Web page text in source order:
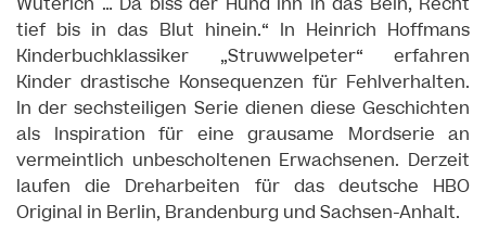
tief bis in das Blut hinein.“ In Heinrich Hoffmans
Kinderbuchklassiker „Struwwelpeter“ erfahren
Kinder drastische Konsequenzen für Fehlverhalten.
In der sechsteiligen Serie dienen diese Geschichten
als Inspiration für eine grausame Mordserie an
vermeintlich unbescholtenen Erwachsenen. Derzeit
laufen die Dreharbeiten für das deutsche HBO
Original in Berlin, Brandenburg und Sachsen-Anhalt.